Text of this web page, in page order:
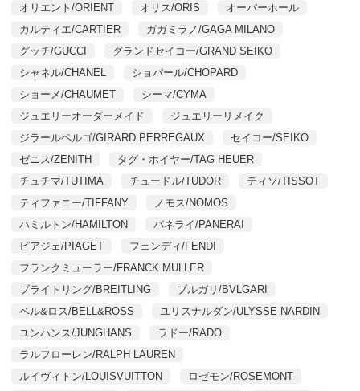
オリエント/ORIENT
オリス/ORIS
オーバーホール
カルティエ/CARTIER
ガガミラノ/GAGA MILANO
グッチ/GUCCI
グランドセイコー/GRAND SEIKO
シャネル/CHANEL
ショパール/CHOPARD
ショーメ/CHAUMET
シーマ/CYMA
ジュエリーオーダーメイド
ジュエリーリメイク
ジラールペルゴ/GIRARD PERREGAUX
セイコー/SEIKO
ゼニス/ZENITH
タグ・ホイヤー/TAG HEUER
チュチマ/TUTIMA
チュードル/TUDOR
ティソ/TISSOT
ティファニー/TIFFANY
ノモス/NOMOS
ハミルトン/HAMILTON
パネライ/PANERAI
ピアジェ/PIAGET
フェンディ/FENDI
フランクミューラー/FRANCK MULLER
ブライトリング/BREITLING
ブルガリ/BVLGARI
ベル&ロス/BELL&ROSS
ユリスナルダン/ULYSSE NARDIN
ユンハンス/JUNGHANS
ラドー/RADO
ラルフローレン/RALPH LAUREN
ルイヴィトン/LOUISVUITTON
ロゼモン/ROSEMONT